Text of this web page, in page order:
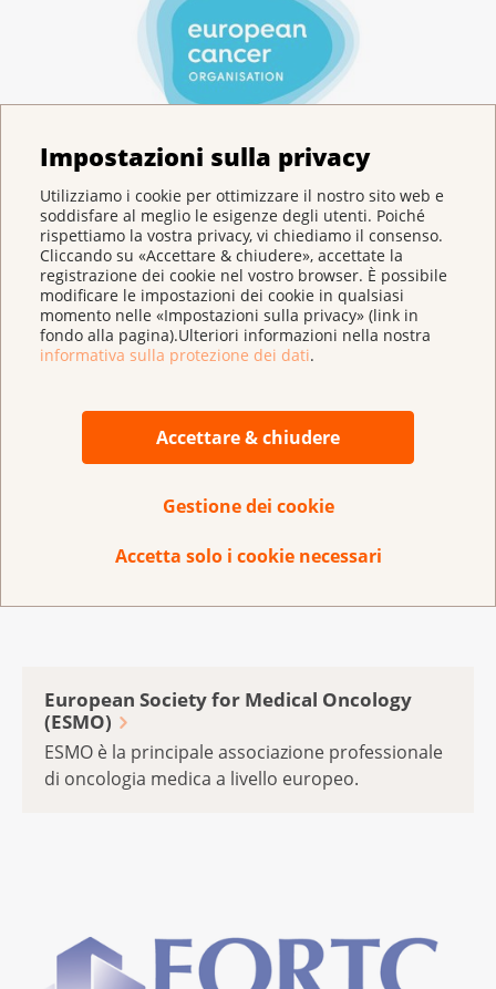
Impostazioni sulla privacy
Utilizziamo i cookie per ottimizzare il nostro sito web e
soddisfare al meglio le esigenze degli utenti. Poiché
rispettiamo la vostra privacy, vi chiediamo il consenso.
Cliccando su «Accettare & chiudere», accettate la
registrazione dei cookie nel vostro browser. È possibile
modificare le impostazioni dei cookie in qualsiasi
momento nelle «Impostazioni sulla privacy» (link in
fondo alla pagina).Ulteriori informazioni nella nostra
informativa sulla protezione dei dati.
Accettare & chiudere
Gestione dei cookie
Accetta solo i cookie necessari
European Cancer Organisation (ECO)
ECO è l’associazione mantello di tutte le
organizzazioni specializzate nella ricerca e nel
trattamento del cancro in Europa.
European Society for Medical Oncology
(ESMO)
ESMO è la principale associazione professionale
di oncologia medica a livello europeo.